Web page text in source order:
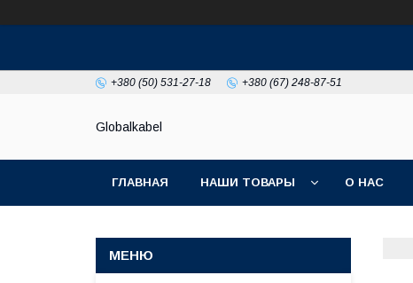
+380 (50) 531-27-18 +380 (67) 248-87-51
Globalkabel
ГЛАВНАЯ НАШИ ТОВАРЫ О НАС